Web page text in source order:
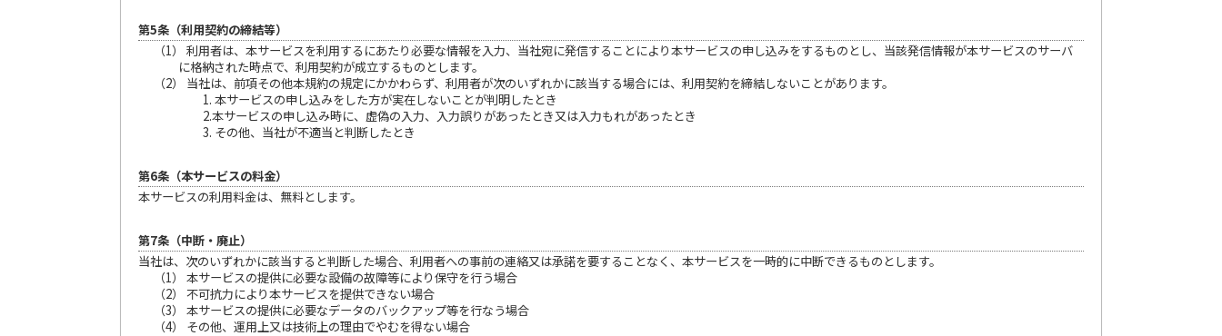
第5条（利用契約の締結等）
（1） 利用者は、本サービスを利用するにあたり必要な情報を入力、当社宛に発信することにより本サービスの申し込みをするものとし、当該発信情報が本サービスのサーバ
に格納された時点で、利用契約が成立するものとします。
（2） 当社は、前項その他本規約の規定にかかわらず、利用者が次のいずれかに該当する場合には、利用契約を締結しないことがあります。
1. 本サービスの申し込みをした方が実在しないことが判明したとき
2.本サービスの申し込み時に、虚偽の入力、入力誤りがあったとき又は入力もれがあったとき
3. その他、当社が不適当と判断したとき
第6条（本サービスの料金）
本サービスの利用料金は、無料とします。
第7条（中断・廃止）
当社は、次のいずれかに該当すると判断した場合、利用者への事前の連絡又は承諾を要することなく、本サービスを一時的に中断できるものとします。
（1） 本サービスの提供に必要な設備の故障等により保守を行う場合
（2） 不可抗力により本サービスを提供できない場合
（3） 本サービスの提供に必要なデータのバックアップ等を行なう場合
（4） その他、運用上又は技術上の理由でやむを得ない場合